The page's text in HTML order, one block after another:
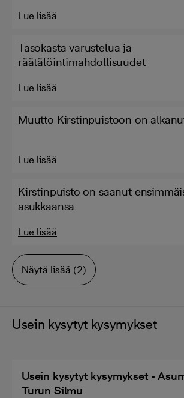
Lue lisää
Tasokasta varustelua ja
räätälöintimahdollisuudet
Lue lisää
Muutto Kirstinpuistoon on
Lue lisää
Kirstinpuisto on saanut
asukkaansa
Lue lisää
Näytä lisää (2)
Usein kysytyt kysymykset
Usein kysytyt kysymykset -
Turun Silmu